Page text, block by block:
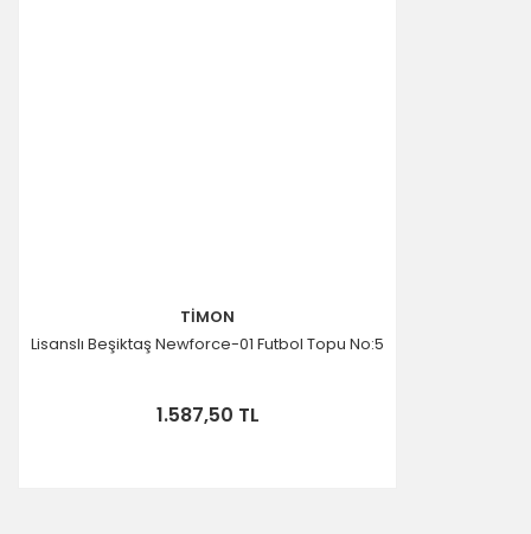
TİMON
Lisanslı Beşiktaş Newforce-01 Futbol Topu No:5
1.587,50 TL